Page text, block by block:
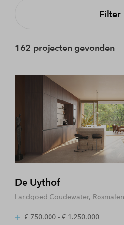
Filter
162 projecten gevonden
De Uythof
Landgoed Coudewater, Rosmalen
€ 750.000 - € 1.250.000